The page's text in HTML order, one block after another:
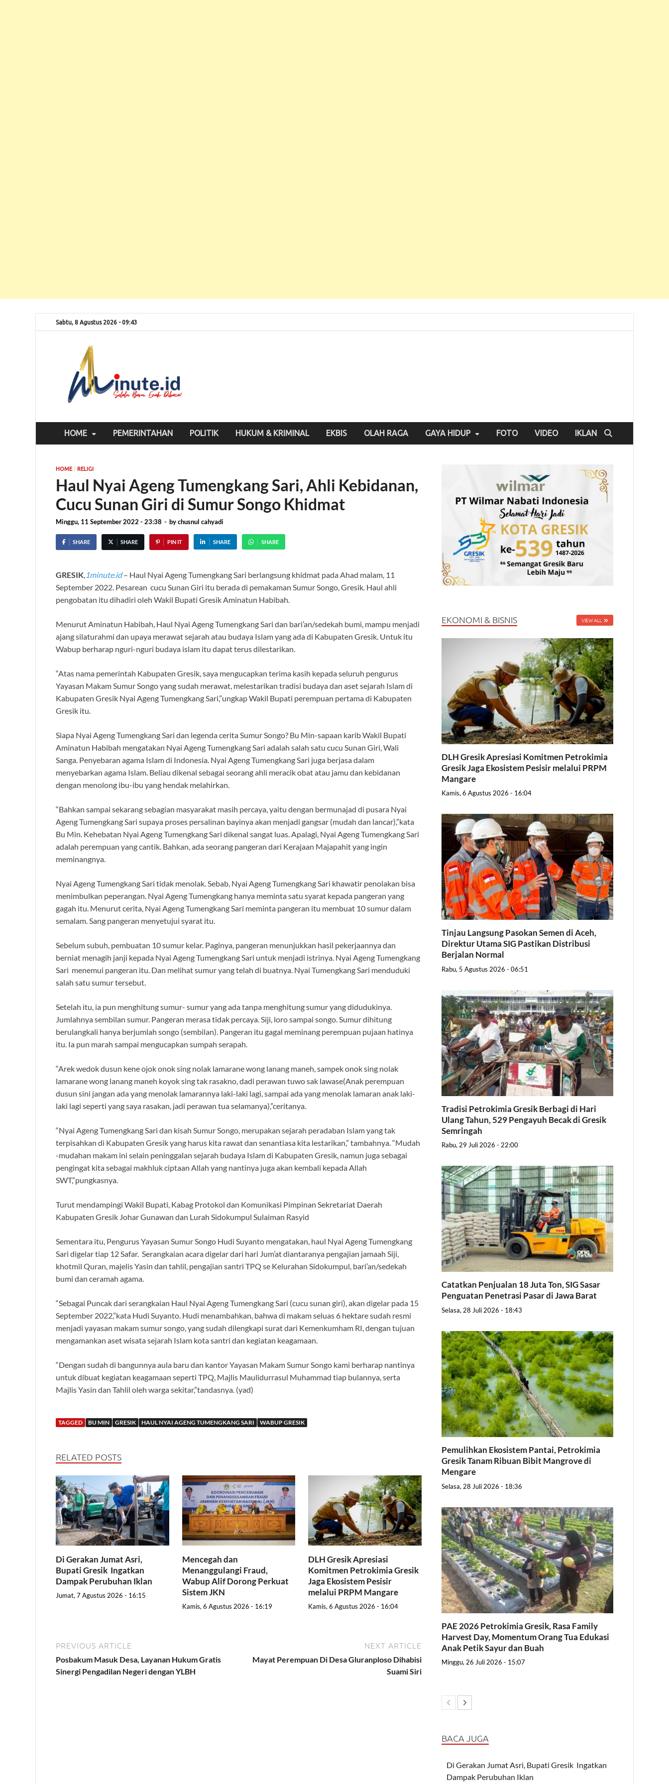
Sabtu, 8 Agustus 2026 - 09:43
HOME PEMERINTAHAN POLITIK HUKUM & KRIMINAL EKBIS OLAH RAGA GAYA HIDUP FOTO VIDEO IKLAN
HOME / RELIGI
Haul Nyai Ageng Tumengkang Sari, Ahli Kebidanan,
Cucu Sunan Giri di Sumur Songo Khidmat
Minggu, 11 September 2022 - 23:38 - bychusnul cahyadi
SHARE SHARE PIN IT SHARE SHARE
GRESIK, 1minute.id– Haul Nyai Ageng Tumengkang Sari berlangsung khidmat pada Ahad malam, 11
September 2022. Pesarean cucu Sunan Giri itu berada di pemakaman Sumur Songo, Gresik. Haul ahli
pengobatan itu dihadiri oleh Wakil Bupati Gresik Aminatun Habibah.
Menurut Aminatun Habibah, Haul Nyai Ageng Tumengkang Sari dan bari’an/sedekah bumi, mampu menjadi
ajang silaturahmi dan upaya merawat sejarah atau budaya Islam yang ada di Kabupaten Gresik. Untuk itu
Wabup berharap nguri-nguri budaya islam itu dapat terus dilestarikan.
“Atas nama pemerintah Kabupaten Gresik, saya mengucapkan terima kasih kepada seluruh pengurus
Yayasan Makam Sumur Songo yang sudah merawat, melestarikan tradisi budaya dan aset sejarah Islam di
Kabupaten Gresik Nyai Ageng Tumengkang Sari,”ungkap Wakil Bupati perempuan pertama di Kabupaten
Gresik itu.
Siapa Nyai Ageng Tumengkang Sari dan legenda cerita Sumur Songo? Bu Min-sapaan karib Wakil Bupati
Aminatun Habibah mengatakan Nyai Ageng Tumengkang Sari adalah salah satu cucu Sunan Giri, Wali
Sanga. Penyebaran agama Islam di Indonesia. Nyai Ageng Tumengkang Sari juga berjasa dalam
menyebarkan agama Islam. Beliau dikenal sebagai seorang ahli meracik obat atau jamu dan kebidanan
dengan menolong ibu-ibu yang hendak melahirkan.
“Bahkan sampai sekarang sebagian masyarakat masih percaya, yaitu dengan bermunajad di pusara Nyai
Ageng Tumengkang Sari supaya proses persalinan bayinya akan menjadi gangsar (mudah dan lancar),”kata
Bu Min. Kehebatan Nyai Ageng Tumengkang Sari dikenal sangat luas. Apalagi, Nyai Ageng Tumengkang Sari
adalah perempuan yang cantik. Bahkan, ada seorang pangeran dari Kerajaan Majapahit yang ingin
meminangnya.
Nyai Ageng Tumengkang Sari tidak menolak. Sebab, Nyai Ageng Tumengkang Sari khawatir penolakan bisa
menimbulkan peperangan. Nyai Ageng Tumengkang hanya meminta satu syarat kepada pangeran yang
gagah itu. Menurut cerita, Nyai Ageng Tumengkang Sari meminta pangeran itu membuat 10 sumur dalam
semalam. Sang pangeran menyetujui syarat itu.
Sebelum subuh, pembuatan 10 sumur kelar. Paginya, pangeran menunjukkan hasil pekerjaannya dan
berniat menagih janji kepada Nyai Ageng Tumengkang Sari untuk menjadi istrinya. Nyai Ageng Tumengkang
Sari menemui pangeran itu. Dan melihat sumur yang telah di buatnya. Nyai Tumengkang Sari menduduki
salah satu sumur tersebut.
Setelah itu, ia pun menghitung sumur- sumur yang ada tanpa menghitung sumur yang didudukinya.
Jumlahnya sembilan sumur. Pangeran merasa tidak percaya. Siji, loro sampai songo. Sumur dihitung
berulangkali hanya berjumlah songo (sembilan). Pangeran itu gagal meminang perempuan pujaan hatinya
itu. Ia pun marah sampai mengucapkan sumpah serapah.
“Arek wedok dusun kene ojok onok sing nolak lamarane wong lanang maneh, sampek onok sing nolak
lamarane wong lanang maneh koyok sing tak rasakno, dadi perawan tuwo sak lawase(Anak perempuan
dusun sini jangan ada yang menolak lamarannya laki-laki lagi, sampai ada yang menolak lamaran anak laki-
laki lagi seperti yang saya rasakan, jadi perawan tua selamanya),”ceritanya.
“Nyai Ageng Tumengkang Sari dan kisah Sumur Songo, merupakan sejarah peradaban Islam yang tak
terpisahkan di Kabupaten Gresik yang harus kita rawat dan senantiasa kita lestarikan,” tambahnya. “Mudah
-mudahan makam ini selain peninggalan sejarah budaya Islam di Kabupaten Gresik, namun juga sebagai
pengingat kita sebagai makhluk ciptaan Allah yang nantinya juga akan kembali kepada Allah
SWT,”pungkasnya.
Turut mendampingi Wakil Bupati, Kabag Protokol dan Komunikasi Pimpinan Sekretariat Daerah
Kabupaten Gresik Johar Gunawan dan Lurah Sidokumpul Sulaiman Rasyid
Sementara itu, Pengurus Yayasan Sumur Songo Hudi Suyanto mengatakan, haul Nyai Ageng Tumengkang
Sari digelar tiap 12 Safar. Serangkaian acara digelar dari hari Jum’at diantaranya pengajian jamaah Siji,
khotmil Quran, majelis Yasin dan tahlil, pengajian santri TPQ se Kelurahan Sidokumpul, bari’an/sedekah
bumi dan ceramah agama.
“Sebagai Puncak dari serangkaian Haul Nyai Ageng Tumengkang Sari (cucu sunan giri), akan digelar pada 15
September 2022,”kata Hudi Suyanto. Hudi menambahkan, bahwa di makam seluas 6 hektare sudah resmi
menjadi yayasan makam sumur songo, yang sudah dilengkapi surat dari Kemenkumham RI, dengan tujuan
mengamankan aset wisata sejarah Islam kota santri dan kegiatan keagamaan.
“Dengan sudah di bangunnya aula baru dan kantor Yayasan Makam Sumur Songo kami berharap nantinya
untuk dibuat kegiatan keagamaan seperti TPQ, Majlis Maulidurrasul Muhammad tiap bulannya, serta
Majlis Yasin dan Tahlil oleh warga sekitar,”tandasnya. (yad)
TAGGED BU MIN GRESIK HAUL NYAI AGENG TUMENGKANG SARI WABUP GRESIK
RELATED POSTS
Di Gerakan Jumat Asri,
Bupati Gresik Ingatkan
Dampak Perubuhan Iklan
Jumat, 7 Agustus 2026 - 16:15
Mencegah dan
Menanggulangi Fraud,
Wabup Alif Dorong Perkuat
Sistem JKN
Kamis, 6 Agustus 2026 - 16:19
DLH Gresik Apresiasi
Komitmen Petrokimia Gresik
Jaga Ekosistem Pesisir
melalui PRPM Mangare
Kamis, 6 Agustus 2026 - 16:04
PREVIOUS ARTICLE
Posbakum Masuk Desa, Layanan Hukum Gratis
Sinergi Pengadilan Negeri dengan YLBH
NEXT ARTICLE
Mayat Perempuan Di Desa Gluranploso Dihabisi
Suami Siri
EKONOMI & BISNIS VIEW ALL
DLH Gresik Apresiasi Komitmen Petrokimia
Gresik Jaga Ekosistem Pesisir melalui PRPM
Mangare
Kamis, 6 Agustus 2026 - 16:04
Tinjau Langsung Pasokan Semen di Aceh,
Direktur Utama SIG Pastikan Distribusi
Berjalan Normal
Rabu, 5 Agustus 2026 - 06:51
Tradisi Petrokimia Gresik Berbagi di Hari
Ulang Tahun, 529 Pengayuh Becak di Gresik
Semringah
Rabu, 29 Juli 2026 - 22:00
Catatkan Penjualan 18 Juta Ton, SIG Sasar
Penguatan Penetrasi Pasar di Jawa Barat
Selasa, 28 Juli 2026 - 18:43
Pemulihkan Ekosistem Pantai, Petrokimia
Gresik Tanam Ribuan Bibit Mangrove di
Mengare
Selasa, 28 Juli 2026 - 18:36
PAE 2026 Petrokimia Gresik, Rasa Family
Harvest Day, Momentum Orang Tua Edukasi
Anak Petik Sayur dan Buah
Minggu, 26 Juli 2026 - 15:07
BACA JUGA
Di Gerakan Jumat Asri, Bupati Gresik Ingatkan
Dampak Perubuhan Iklan